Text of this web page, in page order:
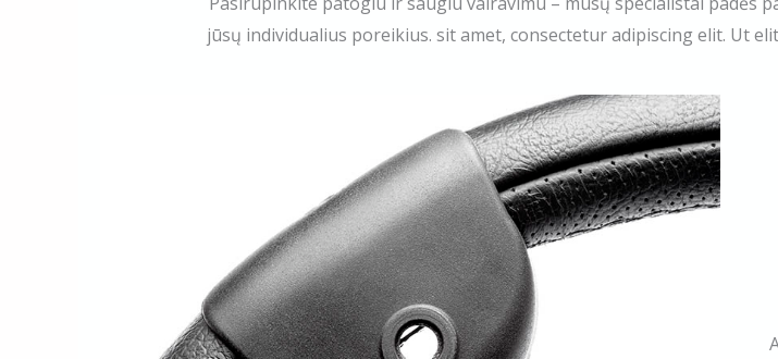
jūsų individualius poreikius. sit amet, consectetur adipiscing elit. Ut